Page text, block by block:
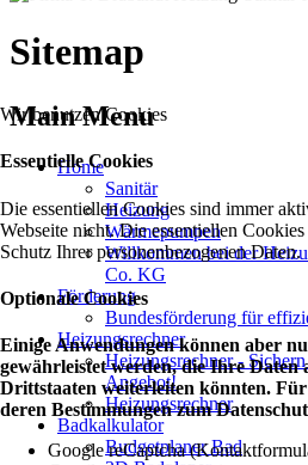
Sitemap
Main Menu
Home
Sanitär
Heizung
Wärmepumpen
Willkommen bei der
Co. KG
Förderung
Bundesförderung für
Heizungsrechner
Heizungsrechner -
Angebot!
Heizungsrechner
Badkalkulator
Budgetplaner Bad
Wir benutzen Cookies
Essentielle Cookies
Die essentiellen Cookies sind immer
Webseite nicht. Die essentiellen
Schutz Ihrer personenbezogenen Daten.
Optionale Cookies
Einige Anwendungen können aber
gewährleistet werden, die Ihre Daten
Drittstaaten weiterleiten könnten. Für
deren Bestimmungen zum
Google reCaptcha